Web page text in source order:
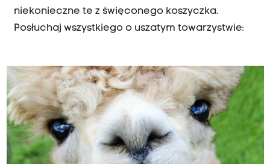
niekonieczne te z święconego koszyczka.
Posłuchaj wszystkiego o uszatym towarzystwie: